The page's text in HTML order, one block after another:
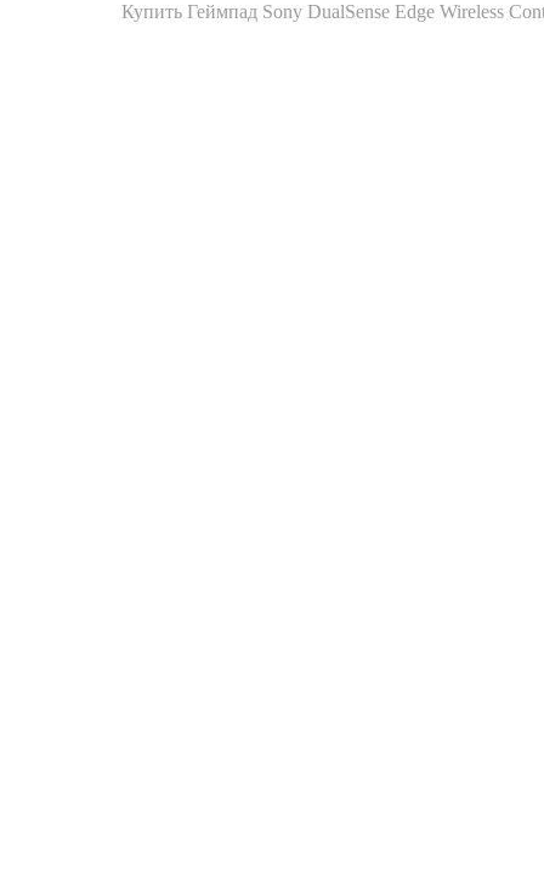
Купить Геймпад Sony DualSense Edge Wireless